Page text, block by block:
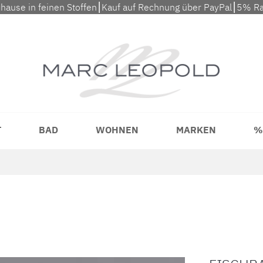
in feinen Stoffen⎮Kauf auf Rechnung über PayPal⎮5%
BAD WOHNEN MARKEN